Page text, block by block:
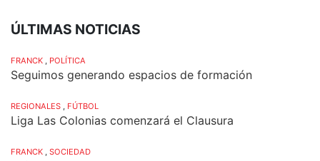
ÚLTIMAS NOTICIAS
FRANCK , POLÍTICA
Seguimos generando espacios de formación
REGIONALES , FÚTBOL
Liga Las Colonias comenzará el Clausura
FRANCK , SOCIEDAD